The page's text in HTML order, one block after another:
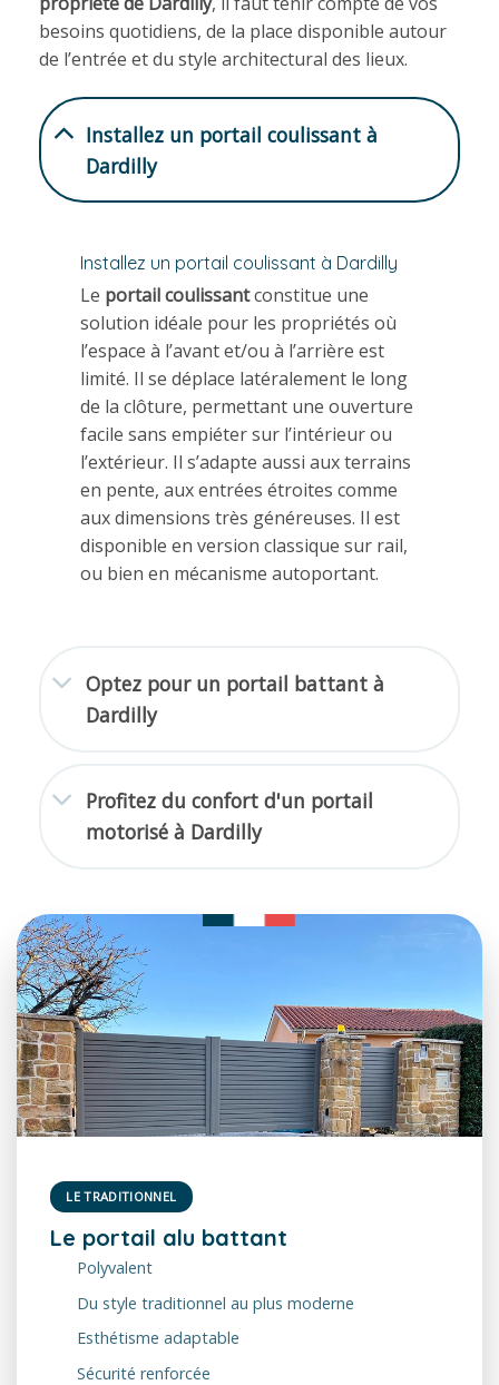
besoins quotidiens, de la place disponible autour
de l’entrée et du style architectural des lieux.
Installez un portail coulissant à
Dardilly
Installez un portail coulissant à Dardilly
Le portail coulissantconstitue une
solution idéale pour les propriétés où
l’espace à l’avant et/ou à l’arrière est
limité. Il se déplace latéralement le long
de la clôture, permettant une ouverture
facile sans empiéter sur l’intérieur ou
l’extérieur. Il s’adapte aussi aux terrains
en pente, aux entrées étroites comme
aux dimensions très généreuses. Il est
disponible en version classique sur rail,
ou bien en mécanisme autoportant.
Optez pour un portail battant à
Dardilly
Profitez du confort d'un portail
motorisé à Dardilly
LE TRADITIONNEL
Le portail alu battant
Polyvalent
Du style traditionnel au plus moderne
Esthétisme adaptable
Sécurité renforcée